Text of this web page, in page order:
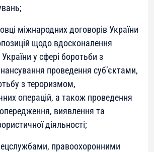
міжнародних договорів України
щодо вдосконалення
у сфері боротьби з
проведення суб’єктами,
з тероризмом,
операцій, а також проведення
виявлення та
діяльності;
правоохоронними